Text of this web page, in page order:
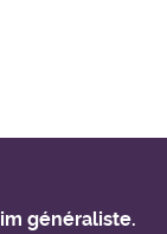
généraliste.